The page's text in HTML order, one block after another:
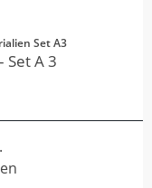
Set A3
Set A 3